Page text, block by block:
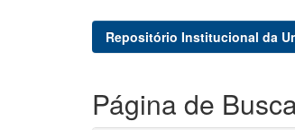
Repositório Institucional da
Página de